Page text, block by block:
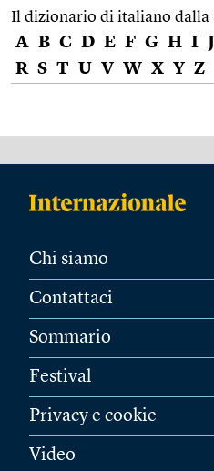
Il dizionario di italiano dalla
A B C D E F G H I J
R S T U V W X Y Z
Chi siamo
Contattaci
Sommario
Festival
Privacy e cookie
Video